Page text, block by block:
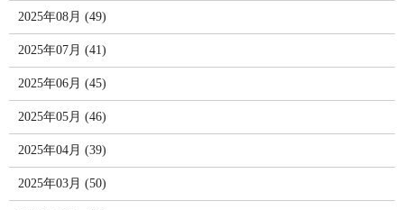
2025年08月 (49)
2025年07月 (41)
2025年06月 (45)
2025年05月 (46)
2025年04月 (39)
2025年03月 (50)